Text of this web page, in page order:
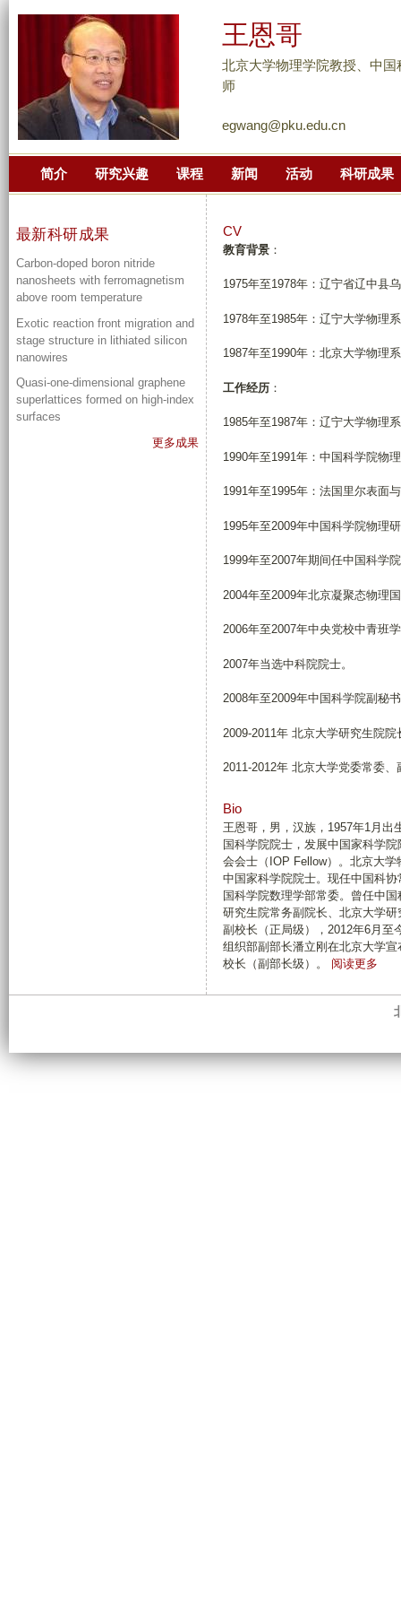
到
主
要
内
王恩哥
北京大学物理学院教授、中
师
egwang@pku.edu.cn
简介 研究兴趣 课程 新闻 活动 科研成果
CV
教育背景 ：
1975年至1978年：辽宁省辽中县
1978年至1985年：辽宁大学物理
1987年至1990年：北京大学物理
工作经历 ：
1985年至1987年：辽宁大学物理
1990年至1991年：中国科学院物
1991年至1995年：法国里尔表面
1995年至2009年中国科学院物理
1999年至2007年期间任中国科学
2004年至2009年北京凝聚态物理
2006年至2007年中央党校中青班
2007年当选中科院院士。
2008年至2009年中国科学院副秘
2009-2011年 北京大学研究生院
2011-2012年 北京大学党委常委
Bio
王恩哥，男，汉族，1957年1月
国科学院院士，发展中国家科学
会会士（IOP Fellow）。北京大
中国家科学院院士。现任中国科
国科学院数理学部常委。曾任中
研究生院常务副院长、北京大学
副校长（正局级），2012年6月至
组织部副部长潘立刚在北京大学
校长（副部长级）。 阅读更多
B
最新科研成果
Carbon-doped boron nitride
nanosheets with ferromagnetism
above room temperature
Exotic reaction front migration and
stage structure in lithiated silicon
nanowires
Quasi-one-dimensional graphene
superlattices formed on high-index
surfaces
更多成果